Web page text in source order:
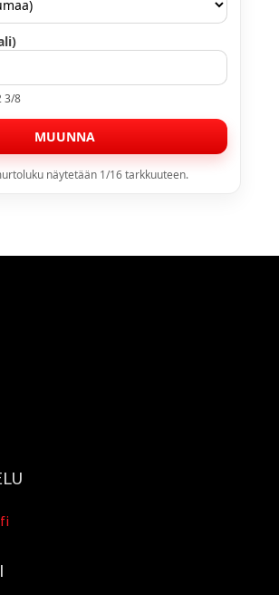
3/8
MUUNNA
näytetään 1/16 tarkkuuteen.